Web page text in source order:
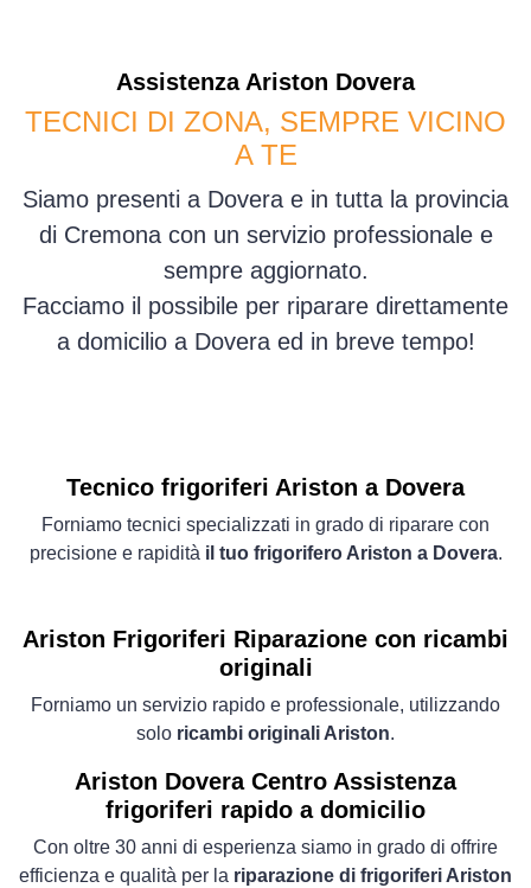
Assistenza Ariston Dovera
TECNICI DI ZONA, SEMPRE VICINO
A TE
Siamo presenti a Dovera e in tutta la provincia
di Cremona con un servizio professionale e
sempre aggiornato.
Facciamo il possibile per riparare direttamente
a domicilio a Dovera ed in breve tempo!
Tecnico frigoriferi Ariston a Dovera
Forniamo tecnici specializzati in grado di riparare con
precisione e rapidità il tuo frigorifero Ariston a Dovera.
Ariston Frigoriferi Riparazione con ricambi
originali
Forniamo un servizio rapido e professionale, utilizzando
solo ricambi originali Ariston.
Ariston Dovera Centro Assistenza
frigoriferi rapido a domicilio
Con oltre 30 anni di esperienza siamo in grado di offrire
efficienza e qualità per la riparazione di frigoriferi Ariston